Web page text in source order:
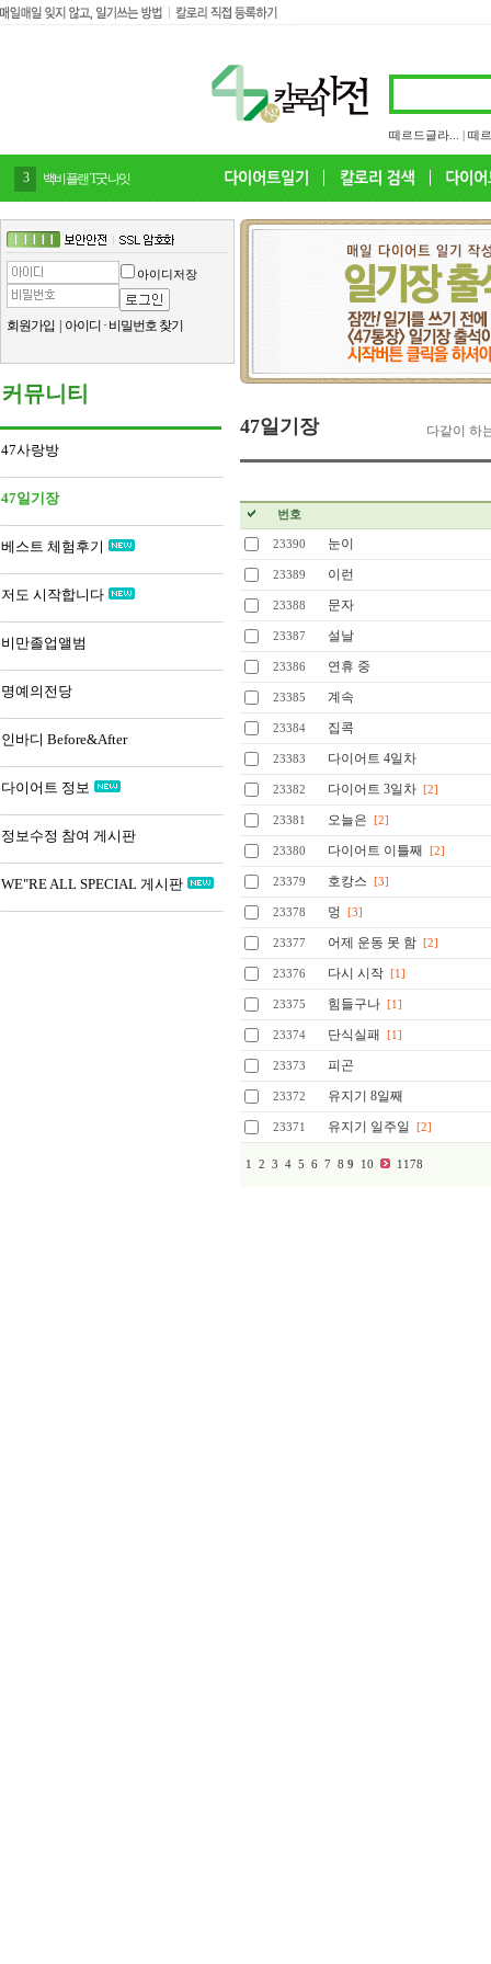
떼르드글라... 떼
3 백비플랜 T굿나잇
아이디저장
회원가입 아이디 · 비밀번호 찾기
커뮤니티
47사랑방
47일기장
베스트 체험후기
저도 시작합니다
비만졸업앨범
명예의전당
인바디 Before&After
다이어트 정보
정보수정 참여 게시판
WE"RE ALL SPECIAL 게시판
47일기장 다같이 하
번호
23390 눈이
23389 이런
23388 문자
23387 설날
23386 연휴 중
23385 계속
23384 집콕
23383 다이어트 4일차
23382 다이어트 3일차 [2]
23381 오늘은 [2]
23380 다이어트 이틀째 [2]
23379 호캉스 [3]
23378 멍 [3]
23377 어제 운동 못 함 [2]
23376 다시 시작 [1]
23375 힘들구나 [1]
23374 단식실패 [1]
23373 피곤
23372 유지기 8일째
23371 유지기 일주일 [2]
1 2 3 4 5 6 7 8 9 10 1178